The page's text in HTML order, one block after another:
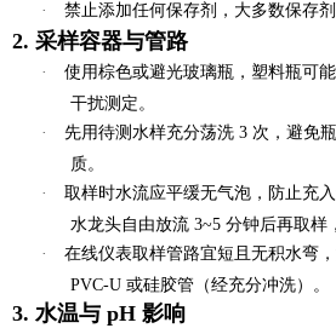
·
禁止添加任何保存剂，大多数保存剂
2. 采样容器与管路
· 使用棕色或避光玻璃瓶 ，塑料瓶可
干扰测定。
·
先用待测水样充分荡洗 3 次，避免
质。
·
取样时水流应平缓无气泡 ，防止充
水龙头自由放流 3~5 分钟后再取样
·
在线仪表取样管路宜短且无积水弯
PVC-U 或硅胶管（经充分冲洗）。
3. 水温与 pH 影响